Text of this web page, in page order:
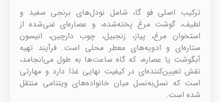
ترکیب اصلی فو گا، شامل نودل‌های برنجی سفید و
لطیف، گوشت مرغ پخته‌شده، و عصاره‌ای غنی‌شده از
استخوان مرغ، پیاز، زنجبیل، چوب دارچین، انیسون
ستاره‌ای و ادویه‌های معطر محلی است. فرآیند تهیه
آبگوشت یا عصاره، که گاه ساعت‌ها به طول می‌انجامد،
نقش تعیین‌کننده‌ای در کیفیت نهایی غذا دارد و مهارتی
است که نسل‌به‌نسل میان خانواده‌های ویتنامی منتقل
شده است.